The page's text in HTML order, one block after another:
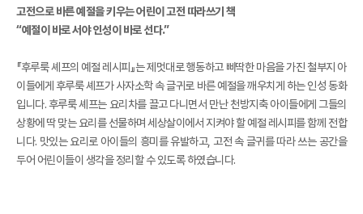
고전으로 바른 예절을 키우는 어린이 고전 따라쓰기 책
“예절이 바로 서야 인성이 바로 선다.”
『후루룩 셰프의 예절 레시피』는 제멋대로 행동하고 삐딱한 마음을 가진 철부지 아
이들에게 후루룩 셰프가 사자소학 속 글귀로 바른 예절을 깨우치게 하는 인성 동화
입니다. 후루룩 셰프는 요리차를 끌고 다니면서 만난 천방지축 아이들에게 그들의
상황에 딱 맞는 요리를 선물하며 세상살이에서 지켜야 할 예절 레시피를 함께 전합
니다. 맛있는 요리로 아이들의 흥미를 유발하고, 고전 속 글귀를 따라 쓰는 공간을
두어 어린이들이 생각을 정리할 수 있도록 하였습니다.